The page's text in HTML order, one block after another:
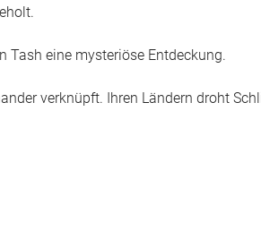
Tash eine mysteriöse Entdeckung.
verknüpft. Ihren Ländern droht